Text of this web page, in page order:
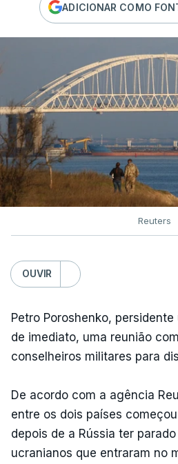
ADICIONAR COMO
Reuters
OUVIR
Petro Poroshenko,
de imediato, uma reunião
conselheiros militares para
De acordo com a agência
entre os dois países
depois de a Rússia ter
ucranianos que entraram no